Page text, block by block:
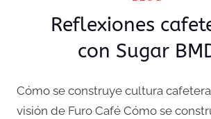
Reflexiones
con Sugar
Cómo se construye cultura
visión de Furo Café Cómo se